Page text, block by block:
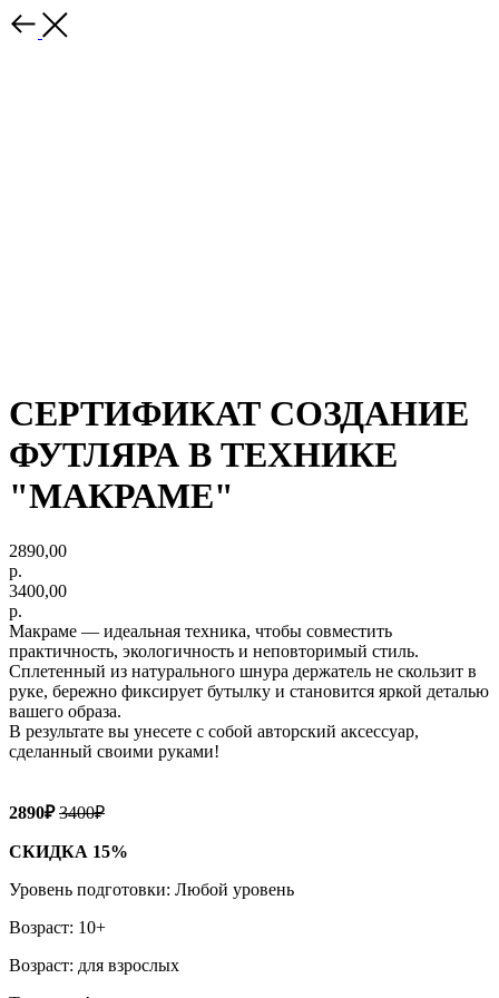
СЕРТИФИКАТ СОЗДАНИЕ
ФУТЛЯРА В ТЕХНИКЕ
"МАКРАМЕ"
2890,00
р.
3400,00
р.
Макраме — идеальная техника, чтобы совместить
практичность, экологичность и неповторимый стиль.
Сплетенный из натурального шнура держатель не скользит в
руке, бережно фиксирует бутылку и становится яркой деталью
вашего образа.
В результате вы унесете с собой авторский аксессуар,
сделанный своими руками!
2890₽3400₽
СКИДКА 15%
Уровень подготовки: Любой уровень
Возраст: 10+
Возраст: для взрослых